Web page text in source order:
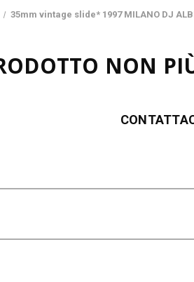
35mm vintage slide* 1997 MILANO DJ
NON